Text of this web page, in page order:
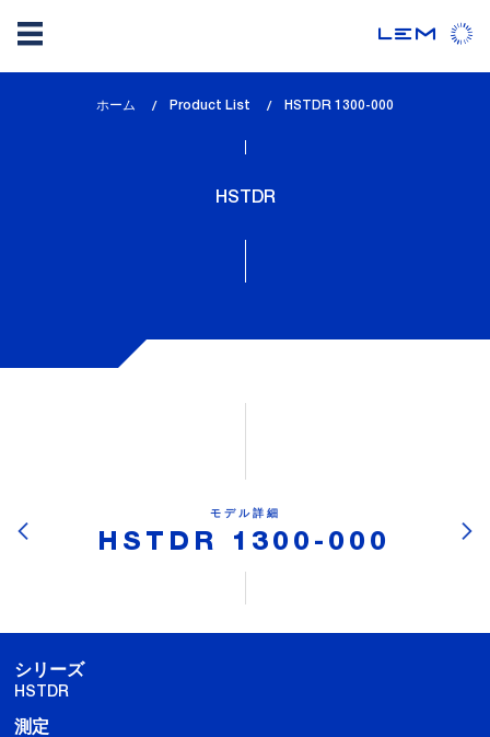
動
ホーム Product List
lem_current_page
HSTDR 1300-000
HSTDR
モデル詳細
HSTDR 1300-000
シリーズ
HSTDR
測定